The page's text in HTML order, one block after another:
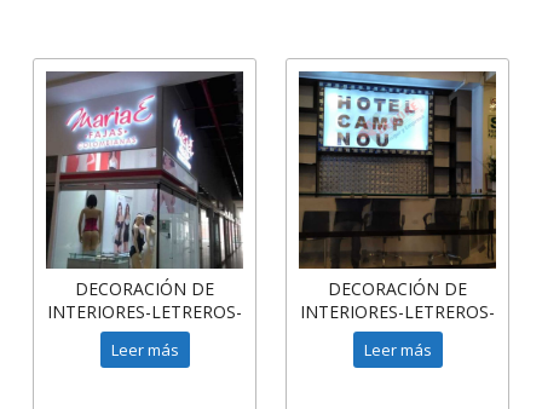
DECORACIÓN DE
INTERIORES-LETREROS-
LETRAS ACRÍLICO CON
LED
Leer más
DECORACIÓN DE
INTERIORES-LETREROS-
LETRAS ACRÍLICO CON
LED
Leer más